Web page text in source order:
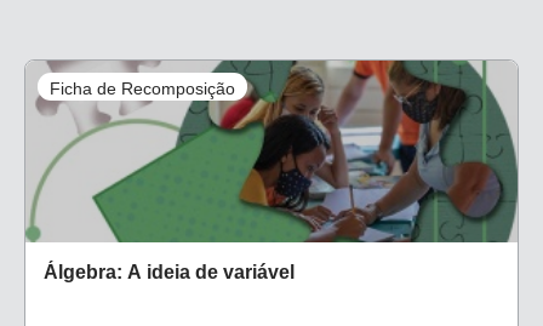
Ficha de Recomposição
Álgebra: A ideia de variável